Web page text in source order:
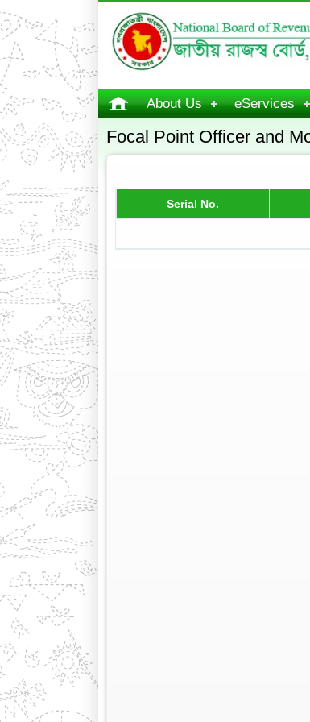
About Us eServices
Focal Point Officer and
Serial No.